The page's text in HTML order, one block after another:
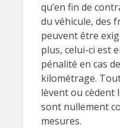
qu’en fin de
du véhicule, des
peuvent être
plus, celui-ci est
pénalité en cas
kilométrage.
lèvent ou cèdent
sont nullement
mesures.